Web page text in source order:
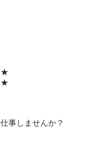
事しませんか？